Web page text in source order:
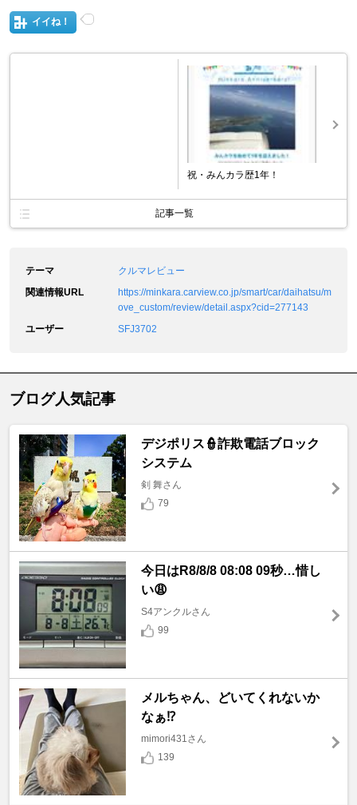
イイね！
祝・みんカラ歴1年！
記事一覧
テーマ
クルマレビュー
関連情報URL
https://minkara.carview.co.jp/smart/car/daihatsu/m
ove_custom/review/detail.aspx?cid=277143
ユーザー
SFJ3702
ブログ人気記事
デジポリス👮詐欺電話ブロック
システム
剣 舞さん
79
今日はR8/8/8 08:08 09秒…惜し
い😩
S4アンクルさん
99
メルちゃん、どいてくれないか
なぁ⁉️
mimori431さん
139